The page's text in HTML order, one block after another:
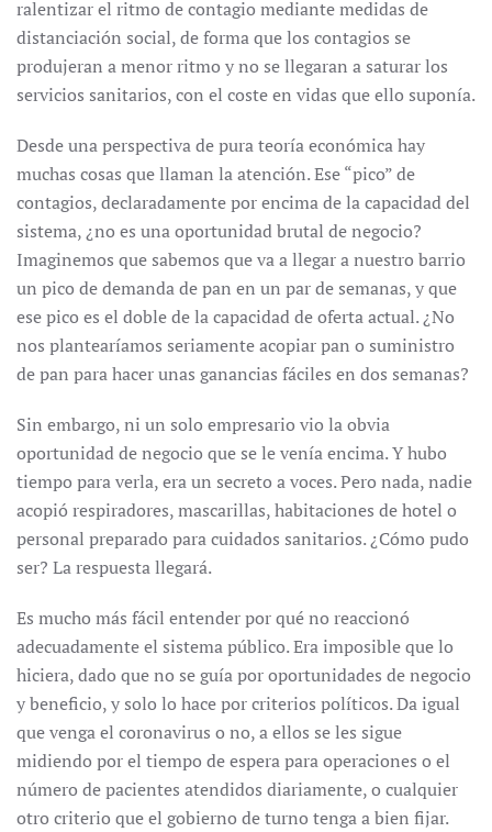
ralentizar el ritmo de contagio mediante medidas de
distanciación social, de forma que los contagios se
produjeran a menor ritmo y no se llegaran a saturar los
servicios sanitarios, con el coste en vidas que ello suponía.
Desde una perspectiva de pura teoría económica hay
muchas cosas que llaman la atención. Ese “pico” de
contagios, declaradamente por encima de la capacidad del
sistema, ¿no es una oportunidad brutal de negocio?
Imaginemos que sabemos que va a llegar a nuestro barrio
un pico de demanda de pan en un par de semanas, y que
ese pico es el doble de la capacidad de oferta actual. ¿No
nos plantearíamos seriamente acopiar pan o suministro
de pan para hacer unas ganancias fáciles en dos semanas?
Sin embargo, ni un solo empresario vio la obvia
oportunidad de negocio que se le venía encima. Y hubo
tiempo para verla, era un secreto a voces. Pero nada, nadie
acopió respiradores, mascarillas, habitaciones de hotel o
personal preparado para cuidados sanitarios. ¿Cómo pudo
ser? La respuesta llegará.
Es mucho más fácil entender por qué no reaccionó
adecuadamente el sistema público. Era imposible que lo
hiciera, dado que no se guía por oportunidades de negocio
y beneficio, y solo lo hace por criterios políticos. Da igual
que venga el coronavirus o no, a ellos se les sigue
midiendo por el tiempo de espera para operaciones o el
número de pacientes atendidos diariamente, o cualquier
otro criterio que el gobierno de turno tenga a bien fijar.